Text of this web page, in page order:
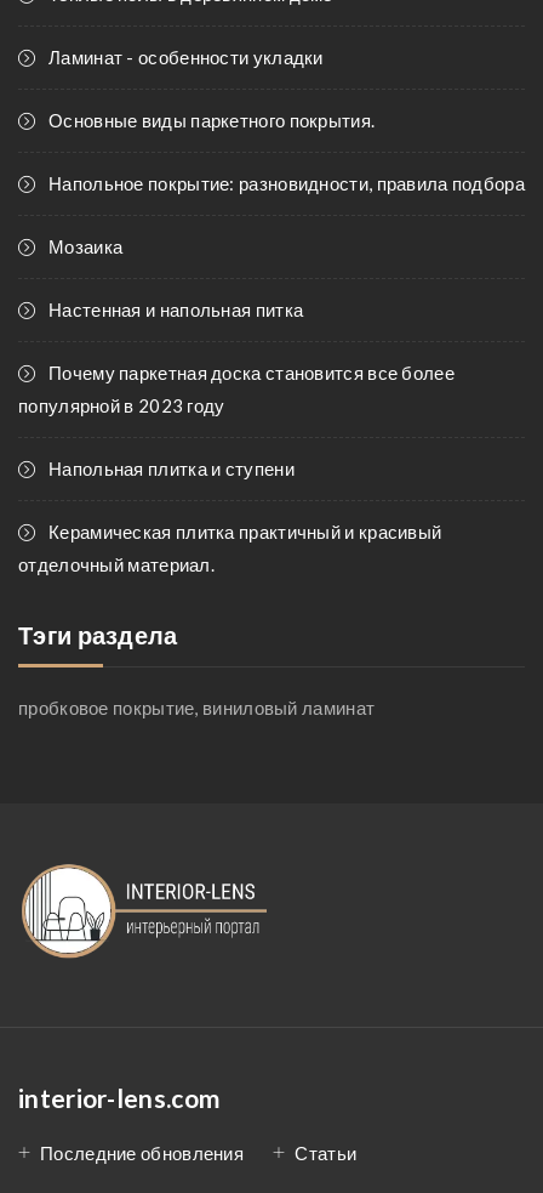
Ламинат - особенности укладки
Основные виды паркетного покрытия.
Напольное покрытие: разновидности, правила подбора
Мозаика
Настенная и напольная питка
Почему паркетная доска становится все более
популярной в 2023 году
Напольная плитка и ступени
Керамическая плитка практичный и красивый
отделочный материал.
Тэги раздела
пробковое покрытие, виниловый ламинат
interior-lens.com
Последние обновления Статьи